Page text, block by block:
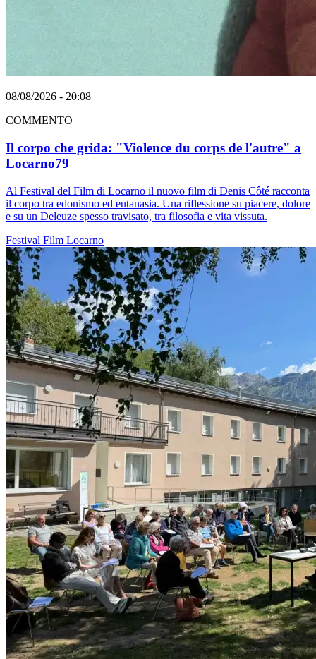
08/08/2026 - 20:08
COMMENTO
Il corpo che grida: "Violence du corps de l'autre" a
Locarno79
Al Festival del Film di Locarno il nuovo film di Denis Côté racconta
il corpo tra edonismo ed eutanasia. Una riflessione su piacere, dolore
e su un Deleuze spesso travisato, tra filosofia e vita vissuta.
Festival Film Locarno